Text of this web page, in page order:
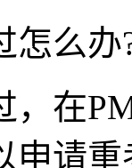
怎么办
，在
申请